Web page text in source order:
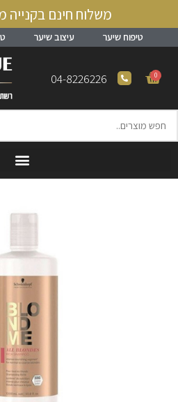
משלוח חינם בקנייה מעל
טיפוח שיער עיצוב שיער
0
04-8226226